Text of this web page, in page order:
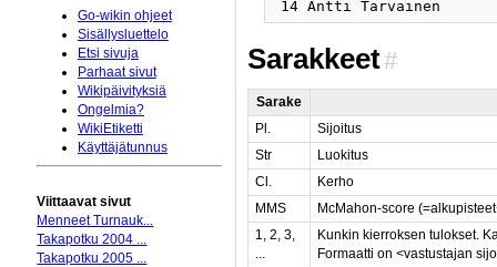
Sarakkeet#
Sarake
Pl.
Sijoitus
Str
Luokitus
Cl.
Kerho
MMS
McMahon-score
1, 2, 3,
...
Kunkin kierroksen tulokset.
Formaatti on <vastustajan
Go-wikin ohjeet
Sisällysluettelo
Etsi sivuja
Parhaat sivut
Wikipäivityksiä
Ongelmia?
WikiEtiketti
Käyttäjätunnus
Viittaavat sivut
Menneet Turnauk...
Takapotku 2004 ...
Takapotku 2005 ...